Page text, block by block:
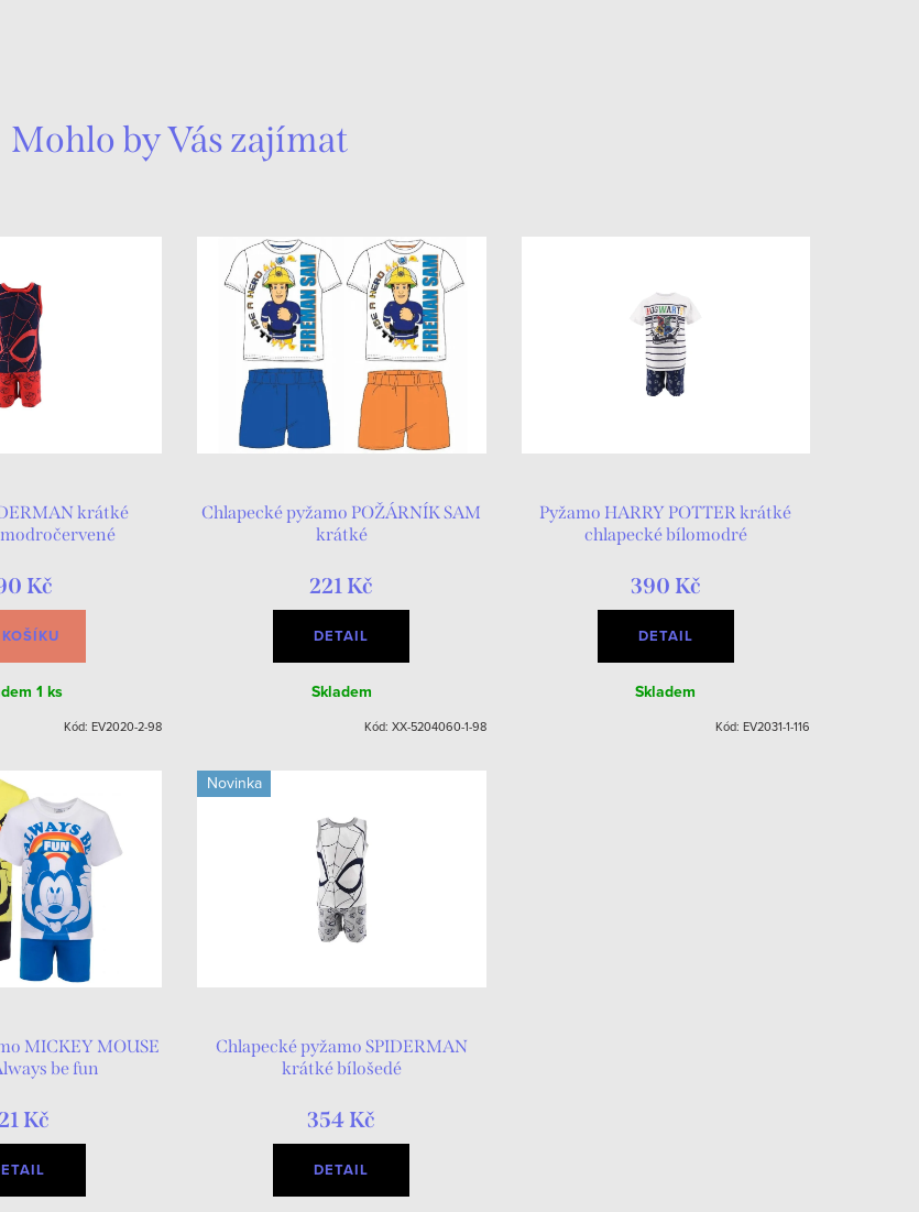
Mohlo by Vás zajímat
krátké
Kč
1 ks
Kód: EV2020-2-98
Chlapecké pyžamo POŽÁRNÍK SAM
krátké
221 Kč
DETAIL
Skladem
Kód: XX-5204060-1-98
Pyžamo HARRY POTTER krátké
chlapecké bílomodré
390 Kč
DETAIL
Skladem
Kód: EV2031-1-116
MICKEY MOUSE
be fun
Kč
Novinka
Chlapecké pyžamo SPIDERMAN
krátké bílošedé
354 Kč
DETAIL